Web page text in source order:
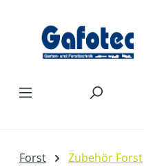
Forst Zubehör Forst